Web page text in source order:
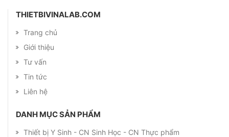
THIETBIVINALAB.COM
Trang chủ
Giới thiệu
Tư vấn
Tin tức
Liên hệ
DANH MỤC SẢN PHẨM
Thiết bị Y Sinh - CN Sinh Học - CN Thực phẩm